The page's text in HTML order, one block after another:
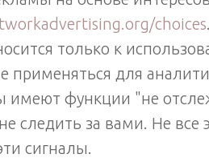
choices
только к
применяться для
имеют функции "не
следить за вами. Не
сигналы.